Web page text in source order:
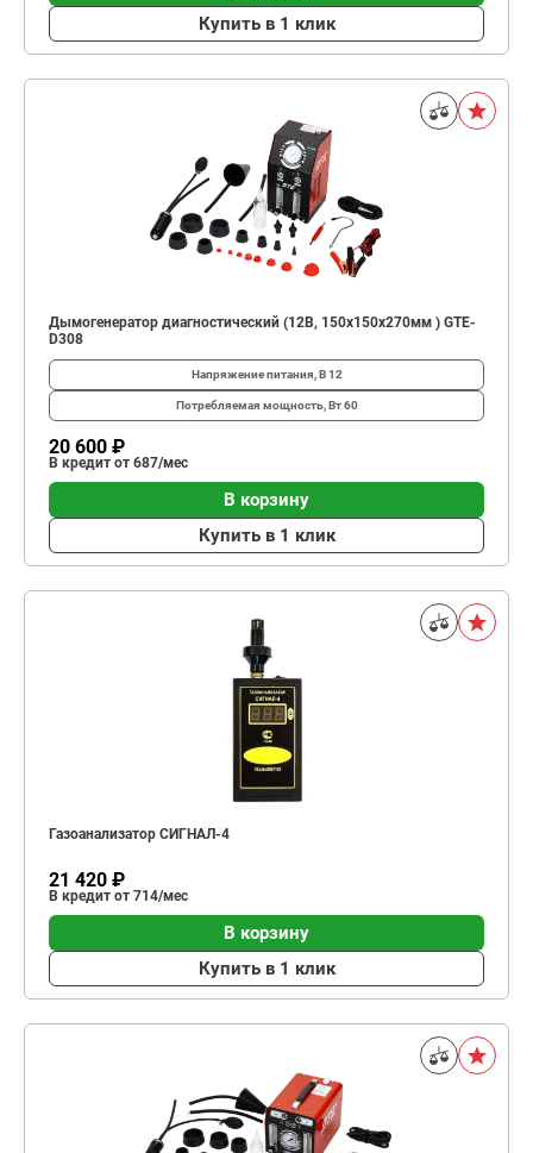
Купить в 1 клик
Дымогенератор диагностический (12В, 150x150x270мм ) GTE-
D308
Напряжение питания, В12
Потребляемая мощность, Вт60
20 600 ₽
В кредит от 687/мес
В корзину
Купить в 1 клик
Газоанализатор СИГНАЛ-4
21 420 ₽
В кредит от 714/мес
В корзину
Купить в 1 клик